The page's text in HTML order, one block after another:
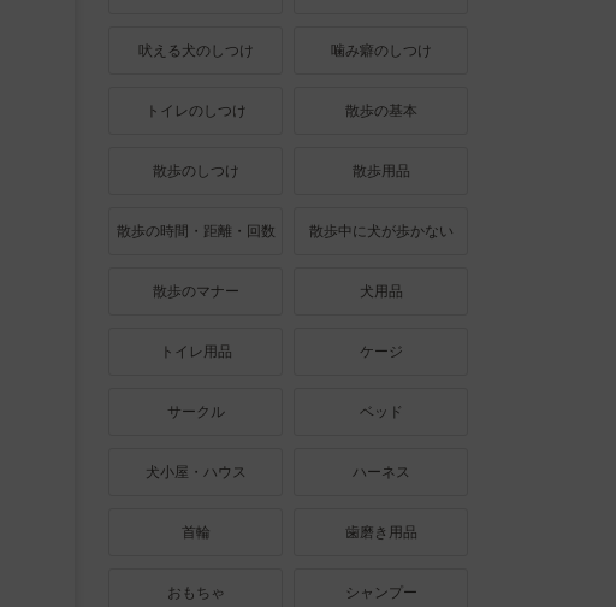
吠える犬のしつけ 噛み癖のしつけ
トイレのしつけ 散歩の基本
散歩のしつけ 散歩用品
散歩の時間・距離・回数 散歩中に犬が歩かない
散歩のマナー 犬用品
トイレ用品 ケージ
サークル ベッド
犬小屋・ハウス ハーネス
首輪 歯磨き用品
おもちゃ シャンプー